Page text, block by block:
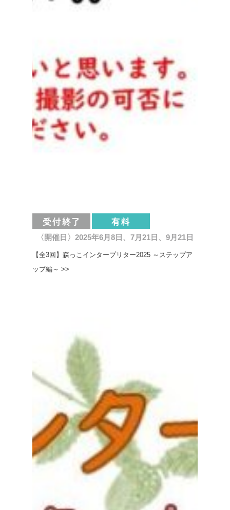
〈開催日〉2025年6月8日、7月21日、9月21日
【全3回】森っこインタープリター2025 ～ステップア
ップ編～ >>